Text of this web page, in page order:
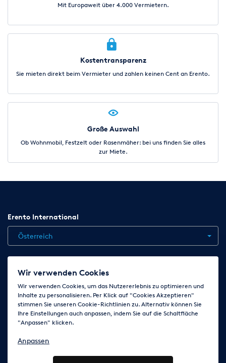
Mit Europaweit über 4.000 Vermietern.
Kostentransparenz
Sie mieten direkt beim Vermieter und zahlen keinen Cent an Erento.
Große Auswahl
Ob Wohnmobil, Festzelt oder Rasenmäher: bei uns finden Sie alles
zur Miete.
Erento International
Österreich
Jobs Kontakt News
AGB
Impressum Cookie-Einstellungen ändern
Folge uns auf
Wir verwenden Cookies
Wir verwenden Cookies, um das Nutzererlebnis zu optimieren und
Inhalte zu personalisieren. Per Klick auf "Cookies Akzeptieren"
stimmen Sie unseren Cookie-Richtlinien zu. Alternativ können Sie
Ihre Einstellungen auch anpassen, indem Sie auf die Schaltfläche
"Anpassen" klicken.
Anpassen